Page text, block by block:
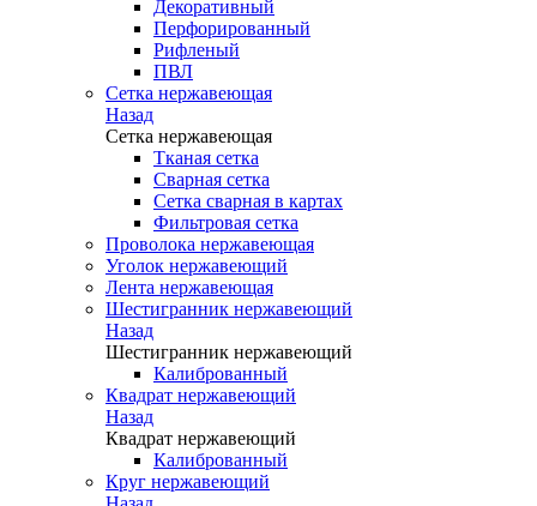
Декоративный
Перфорированный
Рифленый
ПВЛ
Сетка нержавеющая
Назад
Сетка нержавеющая
Тканая сетка
Сварная сетка
Сетка сварная в картах
Фильтровая сетка
Проволока нержавеющая
Уголок нержавеющий
Лента нержавеющая
Шестигранник нержавеющий
Назад
Шестигранник нержавеющий
Калиброванный
Квадрат нержавеющий
Назад
Квадрат нержавеющий
Калиброванный
Круг нержавеющий